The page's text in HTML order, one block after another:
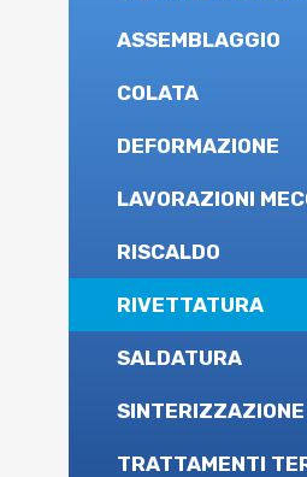
ASSEMBLAGGIO
COLATA
DEFORMAZIONE
LAVORAZIONI
RISCALDO
RIVETTATURA
SALDATURA
SINTERIZZAZIONE
TRATTAMENTI